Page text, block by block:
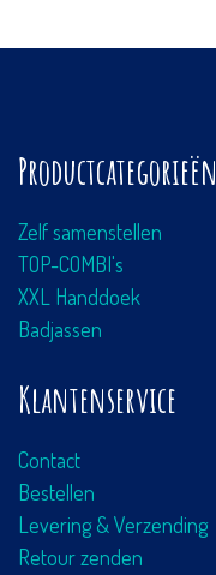
Productcategorieën
Zelf samenstellen
TOP-COMBI's
XXL Handdoek
Badjassen
Klantenservice
Contact
Bestellen
Levering & Verzending
Retour zenden